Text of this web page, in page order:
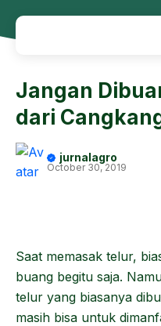
Jangan
dari
jurnalagro
October 30, 2019
Saat memasak telur,
buang begitu saja.
telur yang biasanya
masih bisa untuk